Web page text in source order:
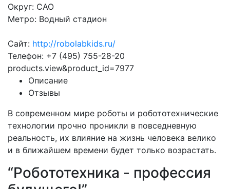
Округ: САО
Метро: Водный стадион
Сайт: http://robolabkids.ru/
Телефон: +7 (495) 755-28-20
products.view&product_id=7977
Описание
Отзывы
В современном мире роботы и робототехнические
технологии прочно проникли в повседневную
реальность, их влияние на жизнь человека велико
и в ближайшем времени будет только возрастать.
“Робототехника - профессия